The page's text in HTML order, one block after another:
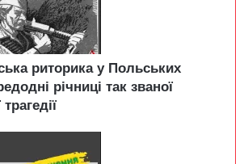
риторика у Польських
річниці так званої